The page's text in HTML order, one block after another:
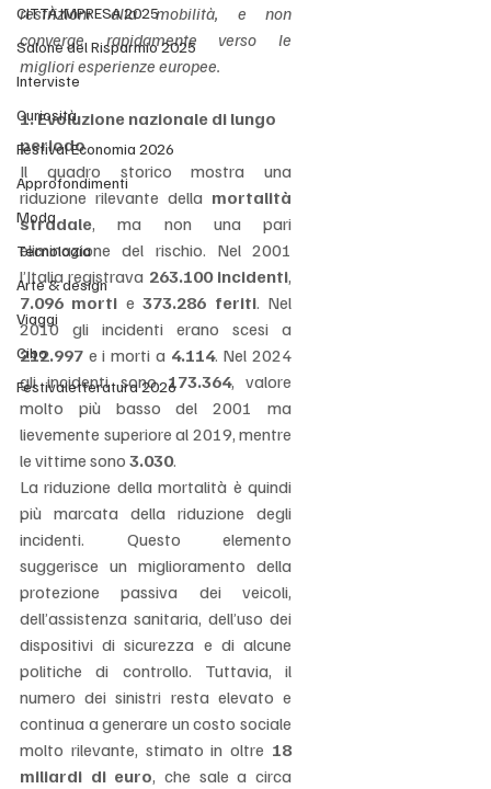
CITTÀ IMPRESA 2025
Salone del Risparmio 2025
Interviste
Curiosità
Festival Economia 2026
Approfondimenti
Moda
Tecnologia
Arte & design
Viaggi
Cibo
Festivaletteratura 2026
restrizioni alla mobilità, e non
converge rapidamente verso le
migliori esperienze europee.
1. Evoluzione nazionale di lungo
periodo
Il quadro storico mostra una
riduzione rilevante della mortalità
stradale, ma non una pari
eliminazione del rischio. Nel 2001
l’Italia registrava 263.100 incidenti
7.096 morti e 373.286 feriti. Nel
212.997 e i morti a 4.114. Nel 2024
gli incidenti sono 173.364, valore
molto più basso del 2001 ma
lievemente superiore al 2019, mentre
le vittime sono 3.030.
La riduzione della mortalità è quindi
più marcata della riduzione degli
incidenti. Questo elemento
suggerisce un miglioramento della
protezione passiva dei veicoli,
dell’assistenza sanitaria, dell’uso dei
dispositivi di sicurezza e di alcune
politiche di controllo. Tuttavia, il
numero dei sinistri resta elevato e
continua a generare un costo sociale
molto rilevante, stimato in oltre 18
miliardi di euro